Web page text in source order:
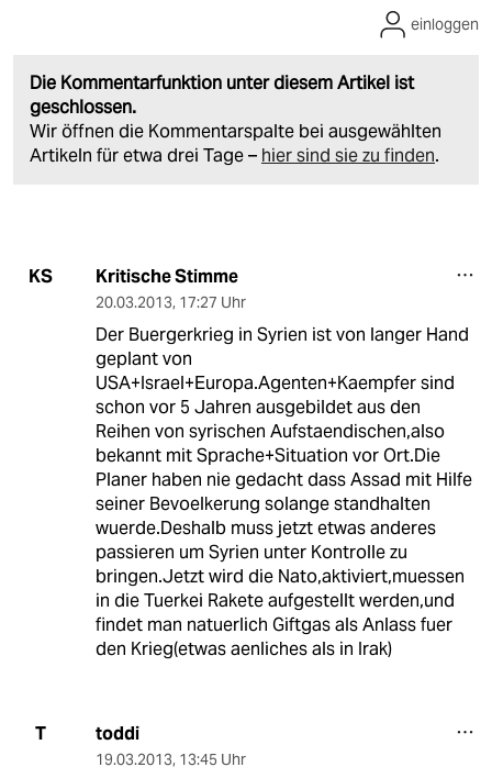
Die Kommentarfunktion unter diesem Artikel ist
geschlossen.
Wir öffnen die Kommentarspalte bei ausgewählten
Artikeln für etwa drei Tage – hier sind sie zu finden.
einloggen
KS Kritische Stimme
20.03.2013, 17:27 Uhr
Der Buergerkrieg in Syrien ist von langer Hand
geplant von
USA+Israel+Europa.Agenten+Kaempfer sind
schon vor 5 Jahren ausgebildet aus den
Reihen von syrischen Aufstaendischen,also
bekannt mit Sprache+Situation vor Ort.Die
Planer haben nie gedacht dass Assad mit Hilfe
seiner Bevoelkerung solange standhalten
wuerde.Deshalb muss jetzt etwas anderes
passieren um Syrien unter Kontrolle zu
bringen.Jetzt wird die Nato,aktiviert,muessen
in die Tuerkei Rakete aufgestellt werden,und
findet man natuerlich Giftgas als Anlass fuer
den Krieg(etwas aenliches als in Irak)
T toddi
19.03.2013, 13:45 Uhr